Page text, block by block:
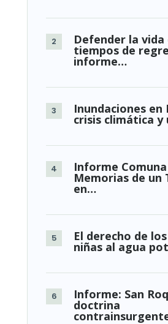
Defender la vida
tiempos de
informe…
Inundaciones en
crisis climática y
Informe Comuna
Memorias de
en…
El derecho de
niñas al agua
Informe: San
doctrina